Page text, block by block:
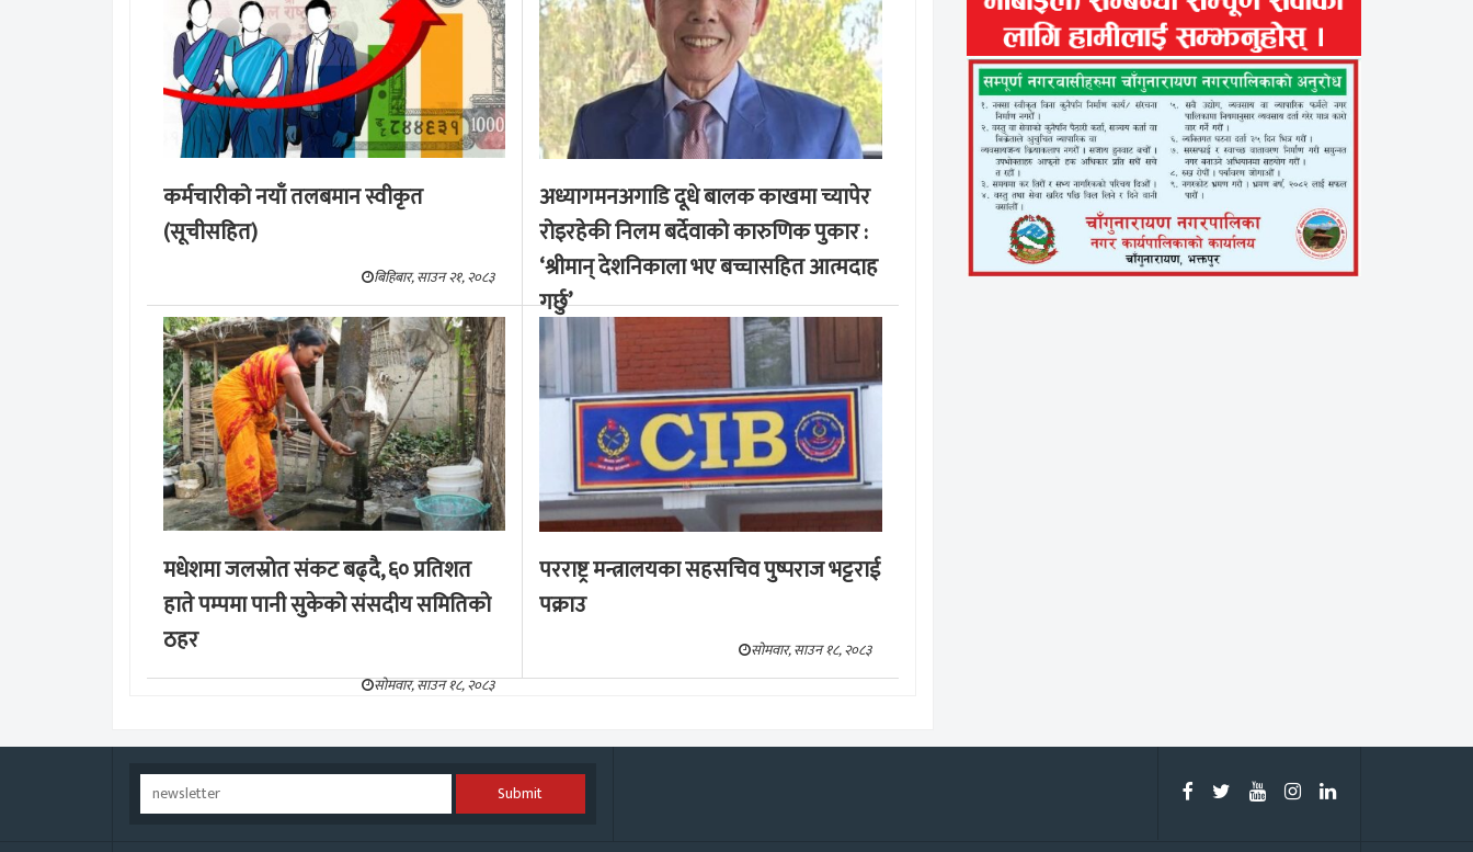
कर्मचारीको नयाँ तलबमान स्वीकृत
(सूचीसहित)
बिहिबार, साउन २१, २०८३
अध्यागमनअगाडि दूधे बालक काखमा च्यापेर
रोइरहेकी निलम बर्देवाको कारुणिक पुकार :
‘श्रीमान् देशनिकाला भए बच्चासहित आत्मदाह
गर्छु’
मङ्लबार, साउन १९, २०८३
मधेशमा जलस्रोत संकट बढ्दै, ६० प्रतिशत
हाते पम्पमा पानी सुकेको संसदीय समितिको
ठहर
सोमवार, साउन १८, २०८३
परराष्ट्र मन्त्रालयका सहसचिव पुष्पराज भट्टराई
पक्राउ
सोमवार, साउन १८, २०८३
Submit